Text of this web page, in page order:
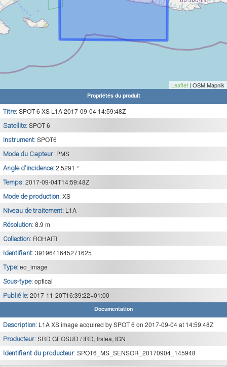
Leaflet | OSM Mapnik
Propriétés du produit
Titre: SPOT 6 XS L1A 2017-09-04 14:59:48Z
Satellite: SPOT 6
Instrument: SPOT6
Mode du Capteur: PMS
Angle d'incidence: 2.5291 °
Temps: 2017-09-04T14:59:48Z
Mode de production: XS
Niveau de traitement: L1A
Résolution: 8.9 m
Collection: ROHAITI
Identifiant: 3919641645271625
Type: eo_image
Sous-type: optical
Publié le: 2017-11-20T16:39:22+01:00
Documentation
Description: L1A XS image acquired by SPOT 6 on 2017-09-04 at 14:59:48Z
Producteur: SRD GEOSUD / IRD, Irstea, IGN
Identifiant du producteur: SPOT6_MS_SENSOR_20170904_145948